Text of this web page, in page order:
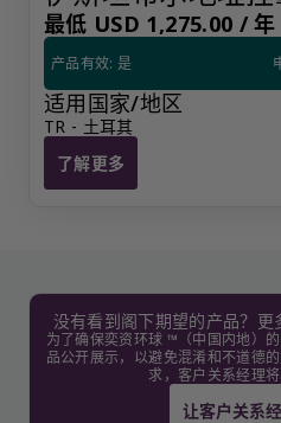
最低 USD 1,275.00 /年
产品有效: 是
适用国家/地区
TR - 土耳其
了解更多
伊斯坦布尔地址挂靠
没有看到阁下期望的产品？更
为了确保奕资环球 ™（中国内地）
品公开展示，以避免混淆和不道德
求，客户关系经理将
让客户关系